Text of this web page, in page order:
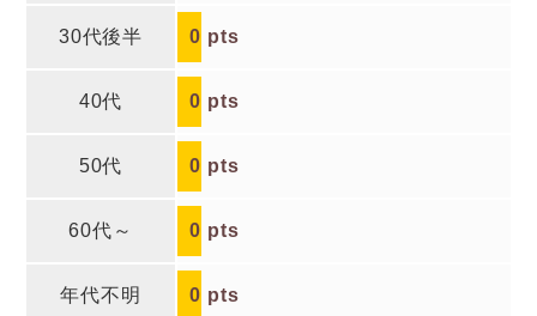
30代後半 0 pts
40代 0 pts
50代 0 pts
60代～ 0 pts
年代不明 0 pts